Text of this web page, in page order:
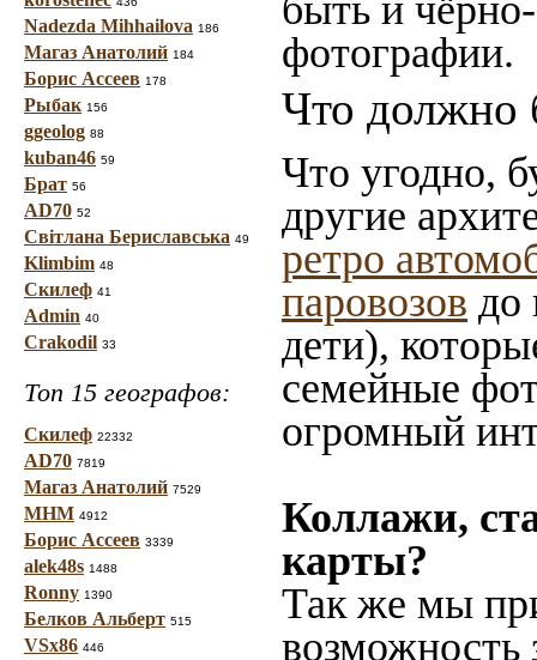
Nadezda Mihhailova 186
Магаз Анатолий 184
Борис Ассеев 178
Рыбак 156
ggeolog 88
kuban46 59
Брат 56
AD70 52
Світлана Бериславська 49
Klimbim 48
Скилеф 41
Admin 40
Crakodil 33
Топ 15 географов:
Скилеф 22332
AD70 7819
Магаз Анатолий 7529
МНМ 4912
Борис Ассеев 3339
alek48s 1488
Ronny 1390
Белков Альберт 515
VSx86 446
быть и
фотографии.
Что должно
Что угодно,
другие
ретро
паровозов до
дети),
семейные
огромный
Коллажи,
карты?
Так же мы
возможность